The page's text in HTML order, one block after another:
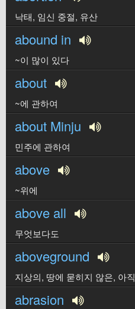
낙태, 임신 중절, 유산
abound in
~이 많이 있다
about
~에 관하여
about Minju
민주에 관하여
above
~위에
above all
무엇보다도
aboveground
지상의, 땅에 묻히지 않은, 아직
abrasion